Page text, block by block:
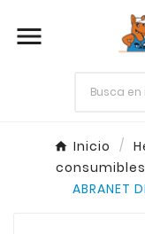

Inicio
consumibles
ABRANET